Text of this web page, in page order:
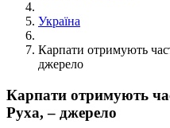
Україна
Карпати отримують
джерело
Карпати отримують
Руха, – джерело